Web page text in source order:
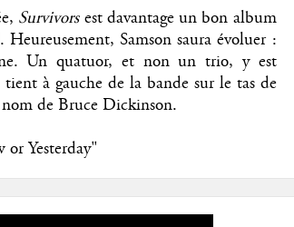
Survivorsest davantage un bon album
Samson saura évoluer :
Un quatuor, et non un trio, y est
à gauche de la bande sur le tas de
nom de Bruce Dickinson.
Yesterday"